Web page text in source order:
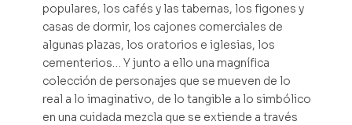
populares, los cafés y las tabernas, los figones y
casas de dormir, los cajones comerciales de
algunas plazas, los oratorios e iglesias, los
cementerios… Y junto a ello una magnífica
colección de personajes que se mueven de lo
real a lo imaginativo, de lo tangible a lo simbólico
en una cuidada mezcla que se extiende a través